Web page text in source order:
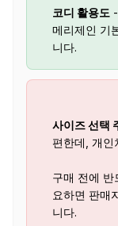
코디 활용도
메리제인 기
니다.
사이즈 선택
편한데, 개인
구매 전에 반
요하면 판매
니다.